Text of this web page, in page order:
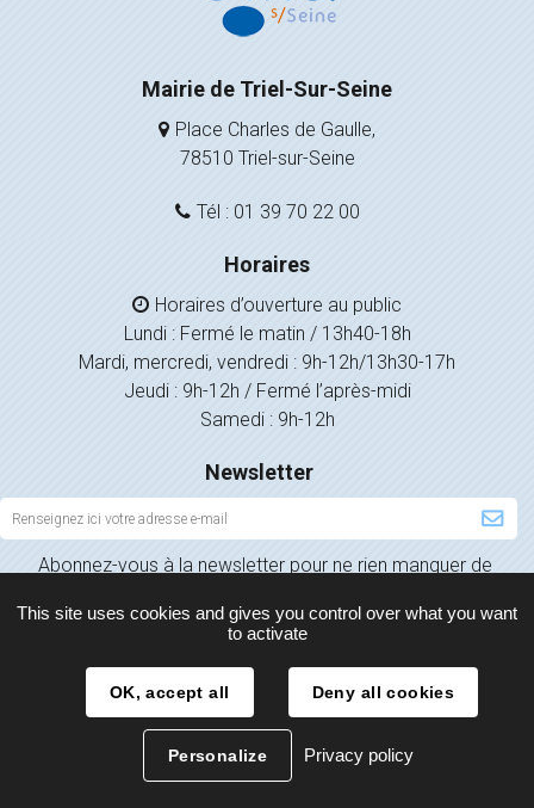
Mairie de Triel-Sur-Seine
Place Charles de Gaulle,
78510 Triel-sur-Seine
Tél : 01 39 70 22 00
Horaires
Horaires d’ouverture au public
Lundi : Fermé le matin / 13h40-18h
Mardi, mercredi, vendredi : 9h-12h/13h30-17h
Jeudi : 9h-12h / Fermé l’après-midi
Samedi : 9h-12h
Newsletter
Inscription
à
la
Abonnez-vous à la newsletter pour ne rien manquer de
Mentions légales
Politique de confidentialité
This site uses cookies and gives you control over what you want
to activate
OK, accept all Deny all cookies
Personalize Privacy policy